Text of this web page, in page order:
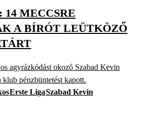
MECCSRE
A BÍRÓT LEÜTKÖZŐ
agyrázkódást okozó Szabad Kevin
klub pénzbüntetést kapott.
Erste LigaSzabad Kevin